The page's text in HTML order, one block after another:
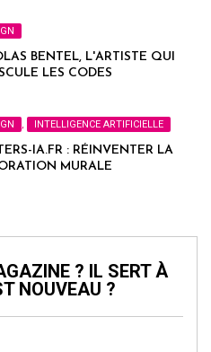
BENTEL, L'ARTISTE QUI
LES CODES
, INTELLIGENCE ARTIFICIELLE
IA.FR : RÉINVENTER LA
MURALE
? IL SERT À
NOUVEAU ?